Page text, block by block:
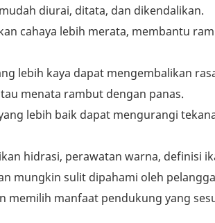
diurai, ditata, dan dikendalikan.
cahaya lebih merata, membantu
lebih kaya dapat mengembalikan
menata rambut dengan panas.
lebih baik dapat mengurangi
hidrasi, perawatan warna, definisi
mungkin sulit dipahami oleh
memilih manfaat pendukung yang